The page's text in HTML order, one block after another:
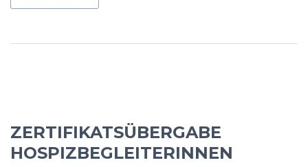
ZERTIFIKATSÜBERGABE
HOSPIZBEGLEITERINNEN